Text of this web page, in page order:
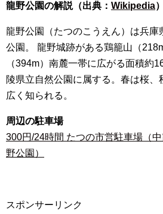
龍野公園の解説（出典： Wikipedia）
龍野公園（たつのこうえん）は兵庫
公園。 龍野城跡がある鶏籠山（
（394m）南麓一帯に広がる面積約
陵県立自然公園に属する。春は桜、
広く知られる。
周辺の駐車場
300円/24時間 たつの市営駐車場（
野公園）
スポンサーリンク